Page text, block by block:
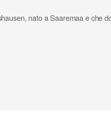
nato a Saaremaa e che